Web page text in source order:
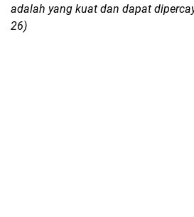
adalah yang kuat dan dapat
26)